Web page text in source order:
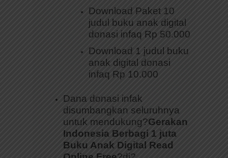
Download Paket 10
judul buku anak digital
donasi infaq Rp 50.000
Download 1 judul buku
anak digital donasi
infaq Rp 10.000
Dana donasi infak
disumbangkan seluruhnya
untuk mendukung?Gerakan
Indonesia Berbagi 1 juta
Buku Anak Digital Read